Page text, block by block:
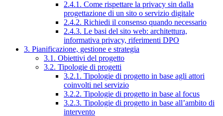
2.4.1. Come rispettare la privacy sin dalla
progettazione di un sito o servizio digitale
2.4.2. Richiedi il consenso quando necessario
2.4.3. Le basi del sito web: architettura,
informativa privacy, riferimenti DPO
3. Pianificazione, gestione e strategia
3.1. Obiettivi del progetto
3.2. Tipologie di progetti
3.2.1. Tipologie di progetto in base agli attori
coinvolti nel servizio
3.2.2. Tipologie di progetto in base al focus
3.2.3. Tipologie di progetto in base all’ambito di
intervento